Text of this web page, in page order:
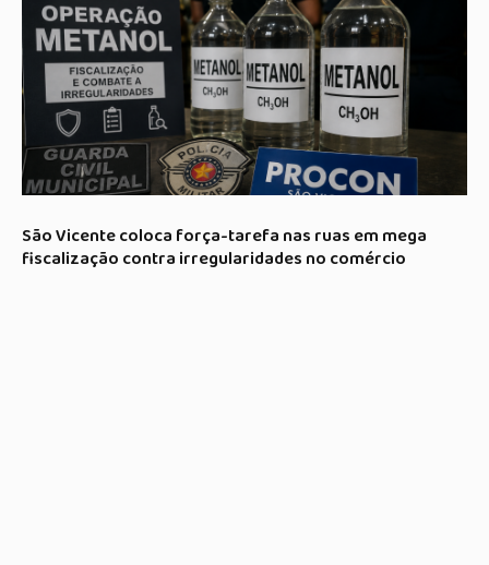
São Vicente coloca força-tarefa nas ruas em mega
fiscalização contra irregularidades no comércio